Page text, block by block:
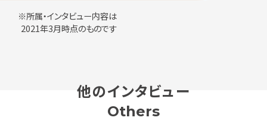
※所属・インタビュー内容は
2021年3月時点のものです
他のインタビュー
Others